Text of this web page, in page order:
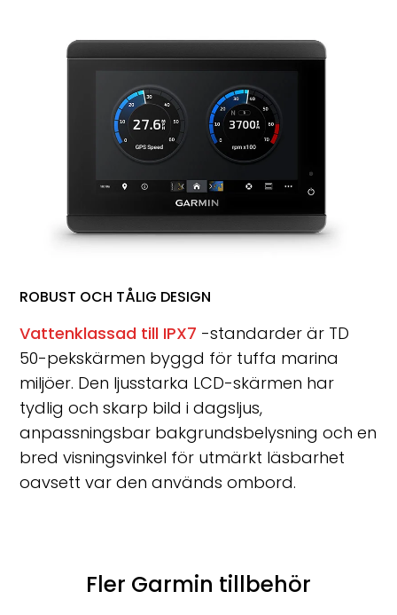
ROBUST OCH TÅLIG DESIGN
Vattenklassad till IPX7 -standarder är TD
50-pekskärmen byggd för tuffa marina
miljöer. Den ljusstarka LCD-skärmen har
tydlig och skarp bild i dagsljus,
anpassningsbar bakgrundsbelysning och en
bred visningsvinkel för utmärkt läsbarhet
oavsett var den används ombord.
Fler Garmin tillbehör